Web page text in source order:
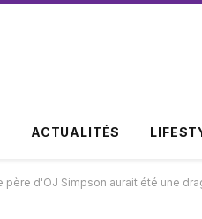
ACTUALITÉS
père d'OJ Simpson aurait été une